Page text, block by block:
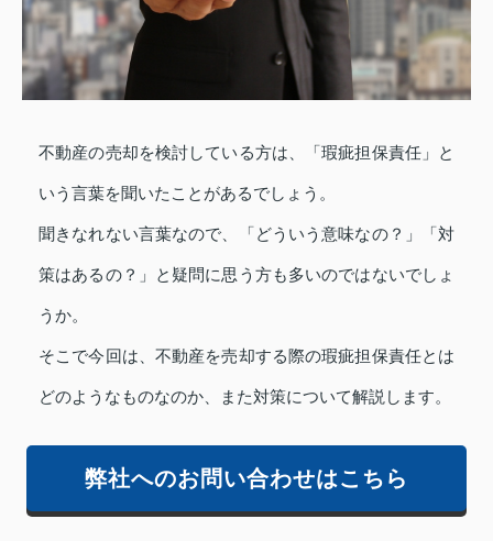
不動産の売却を検討している方は、「瑕疵担保責任」と
いう言葉を聞いたことがあるでしょう。
聞きなれない言葉なので、「どういう意味なの？」「対
策はあるの？」と疑問に思う方も多いのではないでしょ
うか。
そこで今回は、不動産を売却する際の瑕疵担保責任とは
どのようなものなのか、また対策について解説します。
弊社へのお問い合わせはこちら